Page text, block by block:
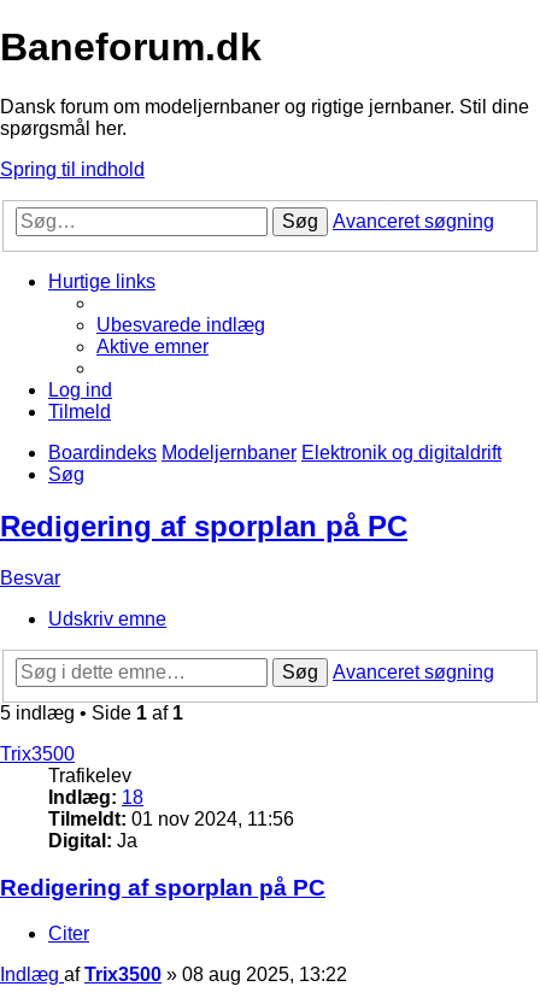
Baneforum.dk
Dansk forum om modeljernbaner og rigtige jernbaner. Stil dine
spørgsmål her.
Spring til indhold
Søg Avanceret søgning
Hurtige links
Ubesvarede indlæg
Aktive emner
Log ind
Tilmeld
Boardindeks Modeljernbaner Elektronik og digitaldrift
Søg
Redigering af sporplan på PC
Besvar
Udskriv emne
Søg
Avanceret søgning
5 indlæg • Side 1 af 1
Trix3500
Trafikelev
Indlæg: 18
Tilmeldt: 01 nov 2024, 11:56
Digital: Ja
Redigering af sporplan på PC
Citer
Indlæg afTrix3500 » 08 aug 2025, 13:22